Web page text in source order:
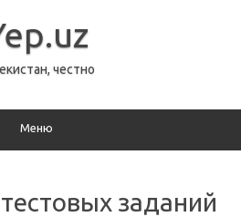
честно
Меню
заданий